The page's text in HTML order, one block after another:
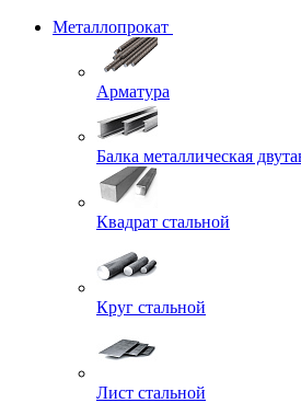
Металлопрокат
Арматура
Балка металлическая
Квадрат стальной
Круг стальной
Лист стальной